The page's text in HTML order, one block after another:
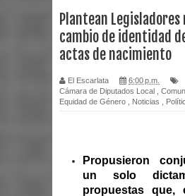
Plantean
cambio de identidad
actas de nacimiento
El Escarlata
6:00 p.m.
Cámara de Diputados Local
Equidad de Género
Noticias
Propusieron
un solo
propuestas que,